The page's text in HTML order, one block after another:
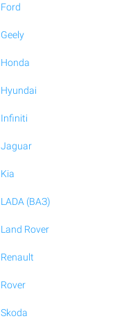
Ford
Geely
Honda
Hyundai
Infiniti
Jaguar
Kia
LADA (ВАЗ)
Land Rover
Renault
Rover
Skoda